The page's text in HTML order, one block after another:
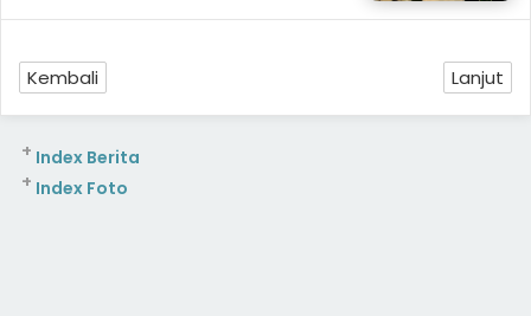
Kembali Lanjut
Index Berita
+
Index Foto
+